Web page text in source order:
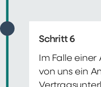
Schritt 6
Im Falle
von uns ein